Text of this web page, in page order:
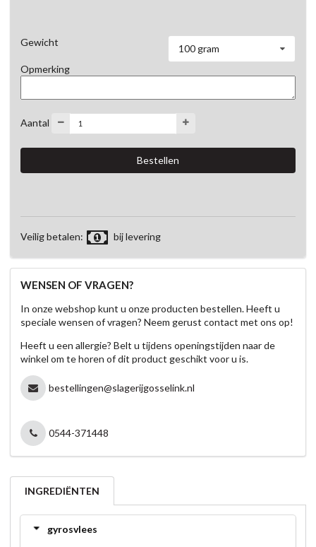
Gewicht
100 gram
Opmerking
Aantal
Veilig betalen: bij levering
WENSEN OF VRAGEN?
In onze webshop kunt u onze producten bestellen. Heeft u
speciale wensen of vragen? Neem gerust contact met ons op!
Heeft u een allergie? Belt u tijdens openingstijden naar de
winkel om te horen of dit product geschikt voor u is.
bestellingen@slagerijgosselink.nl
0544-371448
INGREDIËNTEN
gyrosvlees